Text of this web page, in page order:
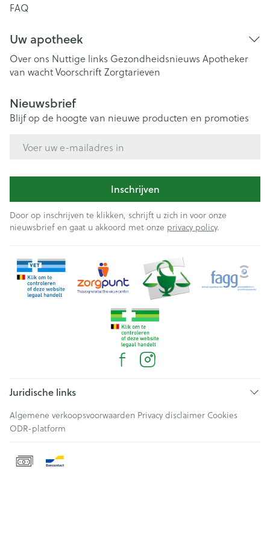
FAQ
Uw apotheek
Over ons Nuttige links Gezondheidsnieuws Apotheker
van wachtVoorschriftZorgtarieven
Nieuwsbrief
Blijf op de hoogte van nieuwe producten en promoties
Inschrijven
Door op inschrijven te klikken, schrijft u zich in voor onze
nieuwsbrief en gaat u akkoord met onze privacy policy.
Juridische links
Algemene verkoopsvoorwaarden Privacy disclaimer Cookies
ODR-platform